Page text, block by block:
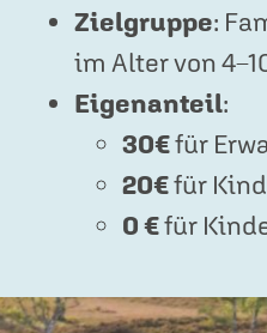
Zielgruppe:
im Alter von
Eigenanteil:
30€für
20€für
0 €für